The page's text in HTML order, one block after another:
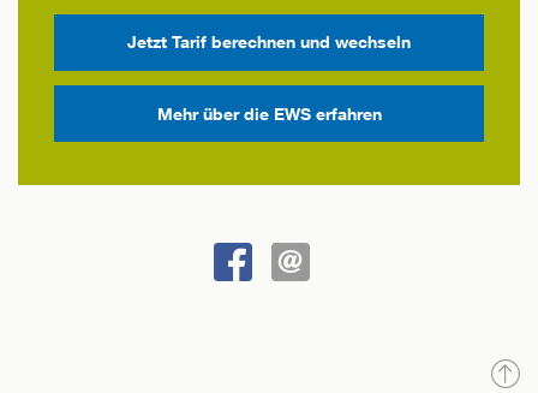
Jetzt Tarif berechnen und wechseln
Mehr über die EWS erfahren